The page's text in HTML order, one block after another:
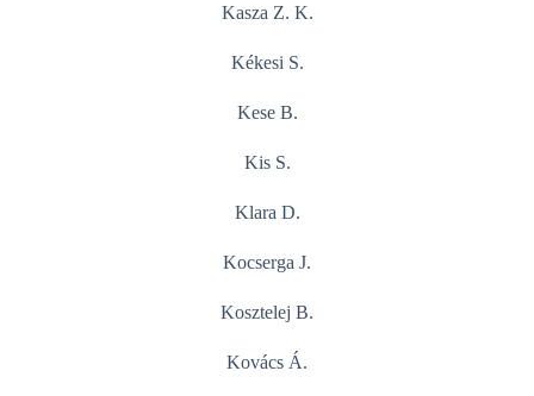
Kasza Z. K.
Kékesi S.
Kese B.
Kis S.
Klara D.
Kocserga J.
Kosztelej B.
Kovács Á.